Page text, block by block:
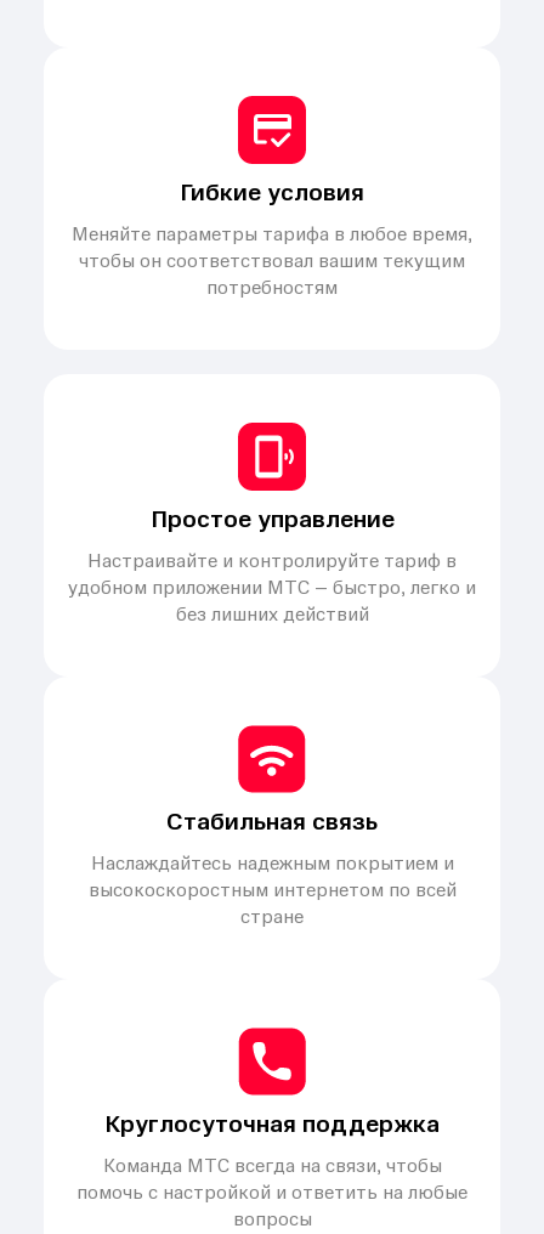
Гибкие условия
Меняйте параметры тарифа в любое время,
чтобы он соответствовал вашим текущим
потребностям
Простое управление
Настраивайте и контролируйте тариф в
удобном приложении МТС – быстро, легко и
без лишних действий
Стабильная связь
Наслаждайтесь надежным покрытием и
высокоскоростным интернетом по всей
стране
Круглосуточная поддержка
Команда МТС всегда на связи, чтобы
помочь с настройкой и ответить на любые
вопросы